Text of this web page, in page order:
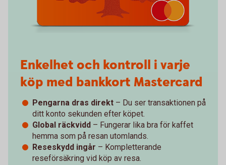
Enkelhet och kontroll i varje
köp med bankkort Mastercard
Pengarna dras direkt – Du ser transaktionen på
ditt konto sekunden efter köpet.
Global räckvidd – Fungerar lika bra för kaffet
hemma som på resan utomlands.
Reseskydd ingår – Kompletterande
reseförsäkring vid köp av resa.